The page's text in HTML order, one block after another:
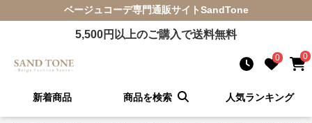
ベージュコーデ専門通販サイトSandTone
5,500円以上のご購入で送料無料
0 0
新着商品 商品を検索 人気ランキング